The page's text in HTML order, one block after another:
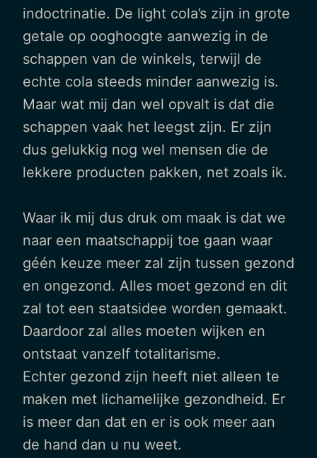
indoctrinatie. De light cola’s zijn in grote
getale op ooghoogte aanwezig in de
schappen van de winkels, terwijl de
echte cola steeds minder aanwezig is.
Maar wat mij dan wel opvalt is dat die
schappen vaak het leegst zijn. Er zijn
dus gelukkig nog wel mensen die de
lekkere producten pakken, net zoals ik.
Waar ik mij dus druk om maak is dat we
naar een maatschappij toe gaan waar
géén keuze meer zal zijn tussen gezond
en ongezond. Alles moet gezond en dit
zal tot een staatsidee worden gemaakt.
Daardoor zal alles moeten wijken en
ontstaat vanzelf totalitarisme.
Echter gezond zijn heeft niet alleen te
maken met lichamelijke gezondheid. Er
is meer dan dat en er is ook meer aan
de hand dan u nu weet.